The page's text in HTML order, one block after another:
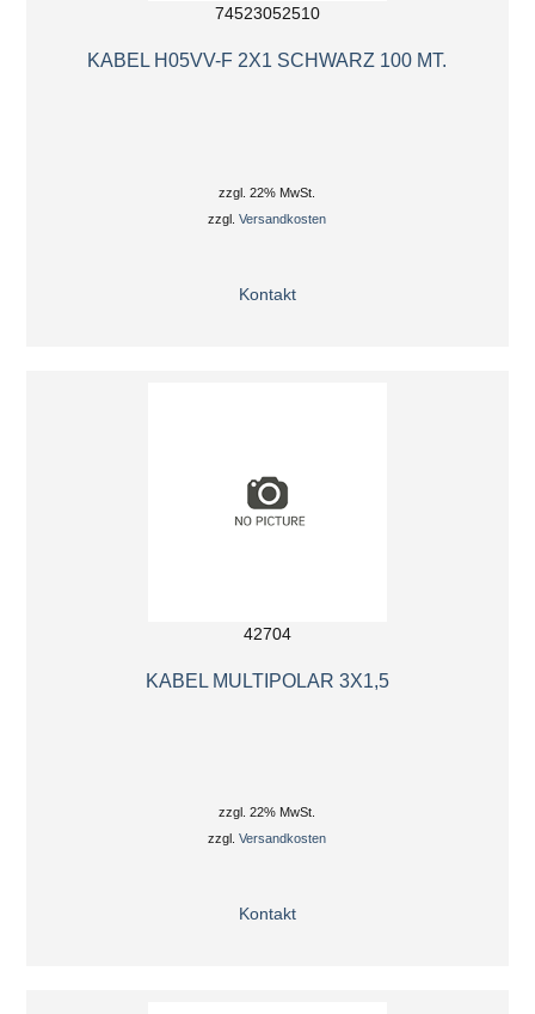
74523052510
KABEL H05VV-F 2X1 SCHWARZ 100 MT.
zzgl. 22% MwSt.
zzgl.Versandkosten
Kontakt
42704
KABEL MULTIPOLAR 3X1,5
zzgl. 22% MwSt.
zzgl.Versandkosten
Kontakt